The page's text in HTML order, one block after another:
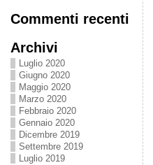
Commenti recenti
Archivi
Luglio 2020
Giugno 2020
Maggio 2020
Marzo 2020
Febbraio 2020
Gennaio 2020
Dicembre 2019
Settembre 2019
Luglio 2019